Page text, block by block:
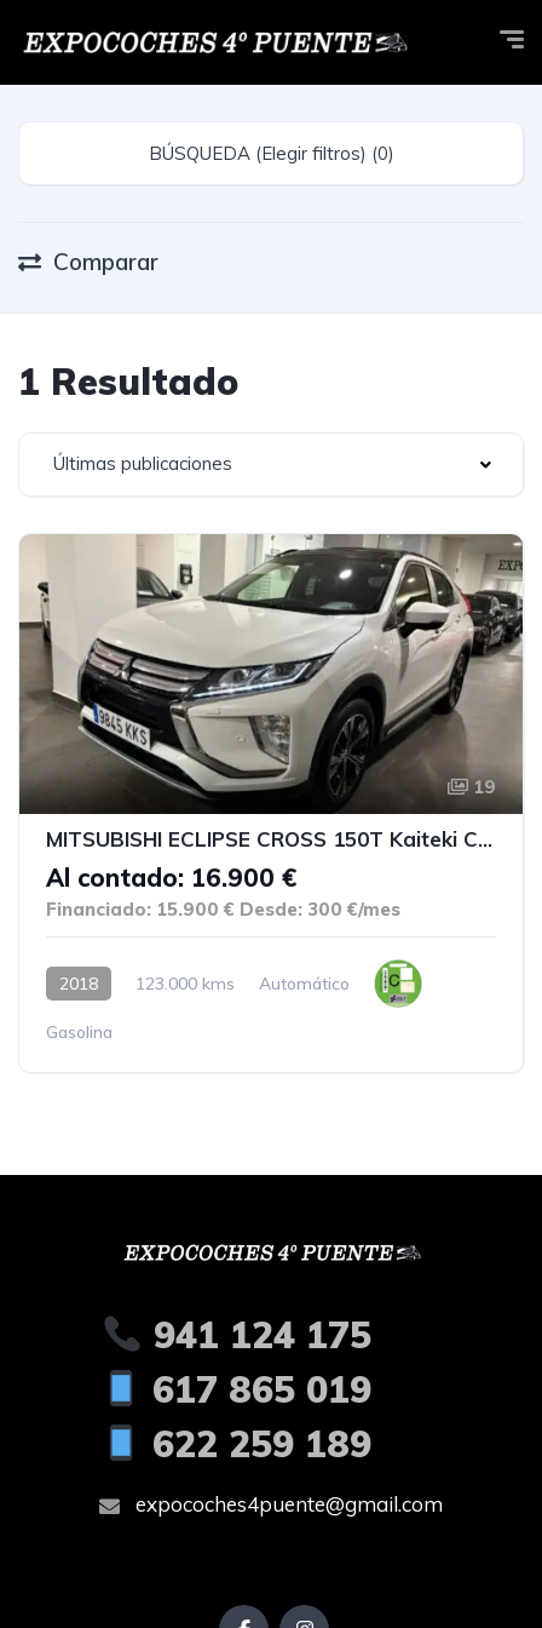
BÚSQUEDA (Elegir filtros) (0)
Comparar
1 Resultado
Últimas publicaciones
19
MITSUBISHI ECLIPSE CROSS 150T Kaiteki CVT 4WD
Al contado: 16.900 €
Financiado: 15.900 € Desde: 300 €/mes
2018 123.000 kms Automático
Gasolina
941 124 175
617 865 019
622 259 189
expocoches4puente@gmail.com